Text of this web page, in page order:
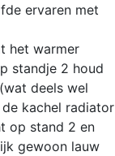
ervaren met
het warmer
standje 2 houd
deels wel
kachel radiator
op stand 2 en
gewoon lauw